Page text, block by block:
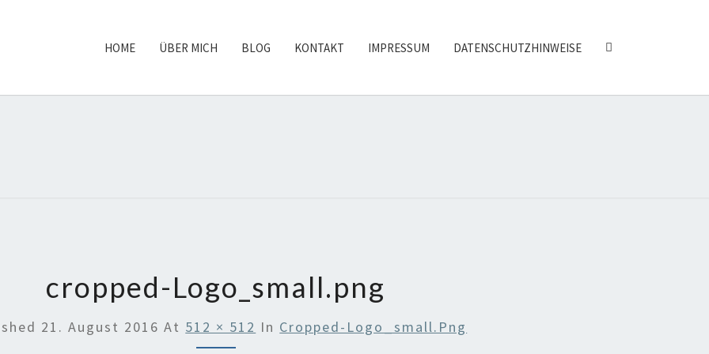
HOME ÜBER MICH BLOG KONTAKT IMPRESSUM DATENSCHUTZHINWEISE
SEARCH
cropped-Logo_small.png
21. August 2016 At 512 × 512 In Cropped-Logo_small.png